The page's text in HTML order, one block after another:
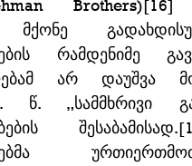
Brothers)[16]
მქონე
რამდენიმე
არ დაუშვა
წ. „სამმხრივი